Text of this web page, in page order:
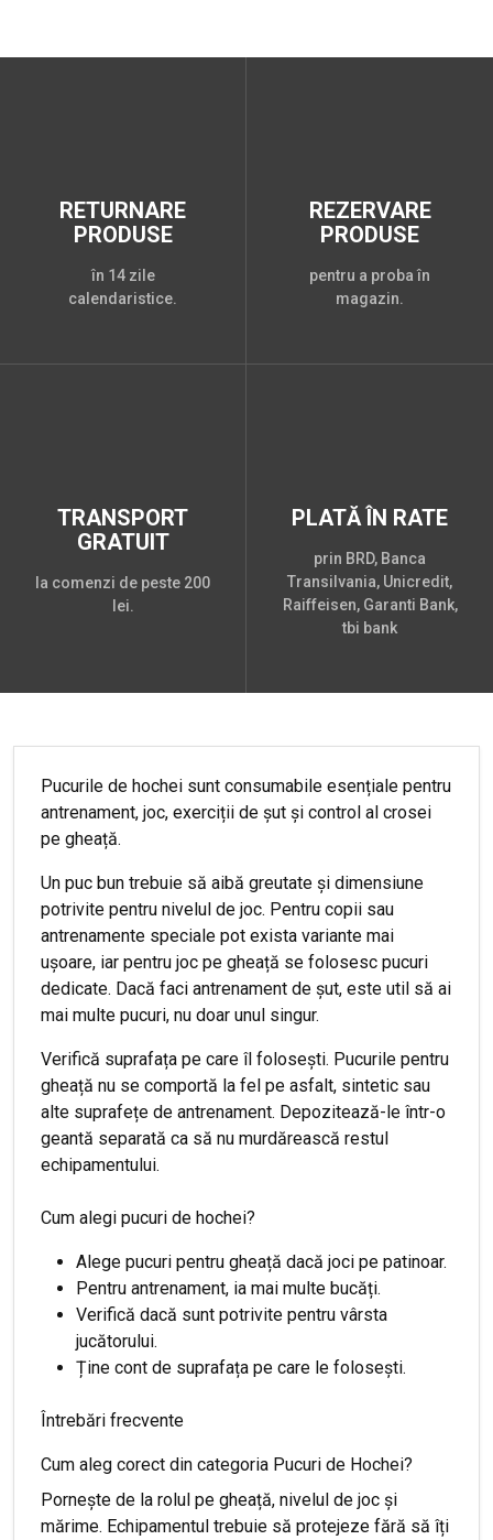
RETURNARE
PRODUSE
în 14 zile
calendaristice.
REZERVARE
PRODUSE
pentru a proba în
magazin.
TRANSPORT
GRATUIT
la comenzi de peste 200
lei.
PLATĂ ÎN RATE
prin BRD, Banca
Transilvania, Unicredit,
Raiffeisen, Garanti Bank,
tbi bank
Pucurile de hochei sunt consumabile esențiale pentru
antrenament, joc, exerciții de șut și control al crosei
pe gheață.
Un puc bun trebuie să aibă greutate și dimensiune
potrivite pentru nivelul de joc. Pentru copii sau
antrenamente speciale pot exista variante mai
ușoare, iar pentru joc pe gheață se folosesc pucuri
dedicate. Dacă faci antrenament de șut, este util să ai
mai multe pucuri, nu doar unul singur.
Verifică suprafața pe care îl folosești. Pucurile pentru
gheață nu se comportă la fel pe asfalt, sintetic sau
alte suprafețe de antrenament. Depozitează-le într-o
geantă separată ca să nu murdărească restul
echipamentului.
Cum alegi pucuri de hochei?
Alege pucuri pentru gheață dacă joci pe patinoar.
Pentru antrenament, ia mai multe bucăți.
Verifică dacă sunt potrivite pentru vârsta
jucătorului.
Ține cont de suprafața pe care le folosești.
Întrebări frecvente
Cum aleg corect din categoria Pucuri de Hochei?
Pornește de la rolul pe gheață, nivelul de joc și
mărime. Echipamentul trebuie să protejeze fără să îți